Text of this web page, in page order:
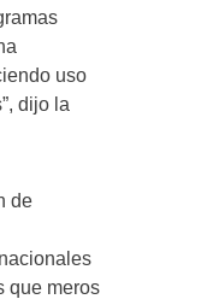
uso
dijo la
de
que meros